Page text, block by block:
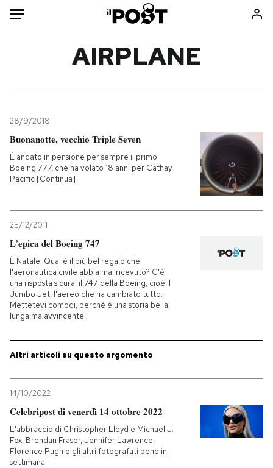
Mondo
Politica
Tecnologia
Internet
Economia
Sport
Storie/Idee
Ok Boomer!
PODCAST
NEWSLETTER
I MIEI PREFERITI
SHOP
CALENDARIO
AIRPLANE
28/9/2018
Buonanotte, vecchio Triple Seven
È andato in pensione per sempre il primo
Boeing 777, che ha volato 18 anni per Cathay
Pacific [Continua]
25/12/2011
L’epica del Boeing 747
È Natale. Qual è il più bel regalo che
l'aeronautica civile abbia mai ricevuto? C'è
una risposta sicura: il 747 della Boeing, cioè il
Jumbo Jet, l'aereo che ha cambiato tutto.
Mettetevi comodi, perché è una storia bella
lunga ma avvincente.
Altri articoli su questo argomento
14/10/2022
Celebripost di venerdì 14 ottobre 2022
L'abbraccio di Christopher Lloyd e Michael J.
Fox, Brendan Fraser, Jennifer Lawrence,
Florence Pugh e gli altri fotografati bene in
settimana